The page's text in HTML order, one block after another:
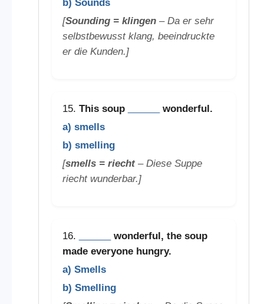
b) Sounds
[Sounding = klingen– Da er sehr
selbstbewusst klang, beeindruckte
er die Kunden.]
15. This soup
wonderful.
a) smells
b) smelling
[smells = riecht– Diese Suppe
riecht wunderbar.]
16.
wonderful, the soup
made everyone hungry.
a) Smells
b) Smelling